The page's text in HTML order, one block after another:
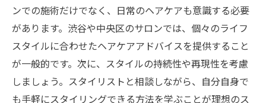
ンでの施術だけでなく、日常のヘアケアも意識する必要
があります。渋谷や中央区のサロンでは、個々のライフ
スタイルに合わせたヘアケアアドバイスを提供すること
が一般的です。次に、スタイルの持続性や再現性を考慮
しましょう。スタイリストと相談しながら、自分自身で
も手軽にスタイリングできる方法を学ぶことが理想のス